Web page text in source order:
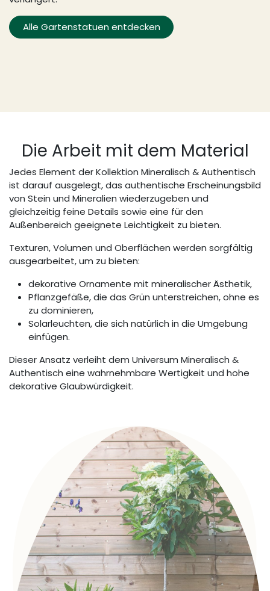
Alle Gartenstatuen entdecken
Die Arbeit mit dem Material
Jedes Element der Kollektion Mineralisch & Authentisch
ist darauf ausgelegt, das authentische Erscheinungsbild
von Stein und Mineralien wiederzugeben und
gleichzeitig feine Details sowie eine für den
Außenbereich geeignete Leichtigkeit zu bieten.
Texturen, Volumen und Oberflächen werden sorgfältig
ausgearbeitet, um zu bieten:
dekorative Ornamente mit mineralischer Ästhetik,
Pflanzgefäße, die das Grün unterstreichen, ohne es
zu dominieren,
Solarleuchten, die sich natürlich in die Umgebung
einfügen.
Dieser Ansatz verleiht dem Universum Mineralisch &
Authentisch eine wahrnehmbare Wertigkeit und hohe
dekorative Glaubwürdigkeit.